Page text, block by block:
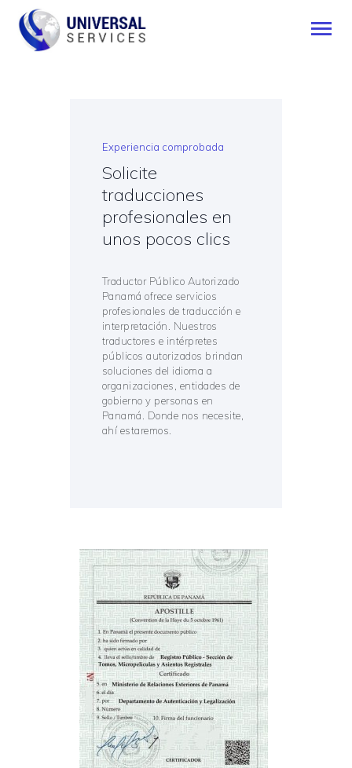
SERVICIOS
MÉTODO DE PAGO
CONTÁCTENOS
ESPAÑOL
Experiencia comprobada
Solicite
traducciones
profesionales en
unos pocos clics
Traductor Público Autorizado
Panamá ofrece servicios
profesionales de traducción e
interpretación. Nuestros
traductores e intérpretes
públicos autorizados brindan
soluciones del idioma a
organizaciones, entidades de
gobierno y personas en
Panamá. Donde nos necesite,
ahí estaremos.